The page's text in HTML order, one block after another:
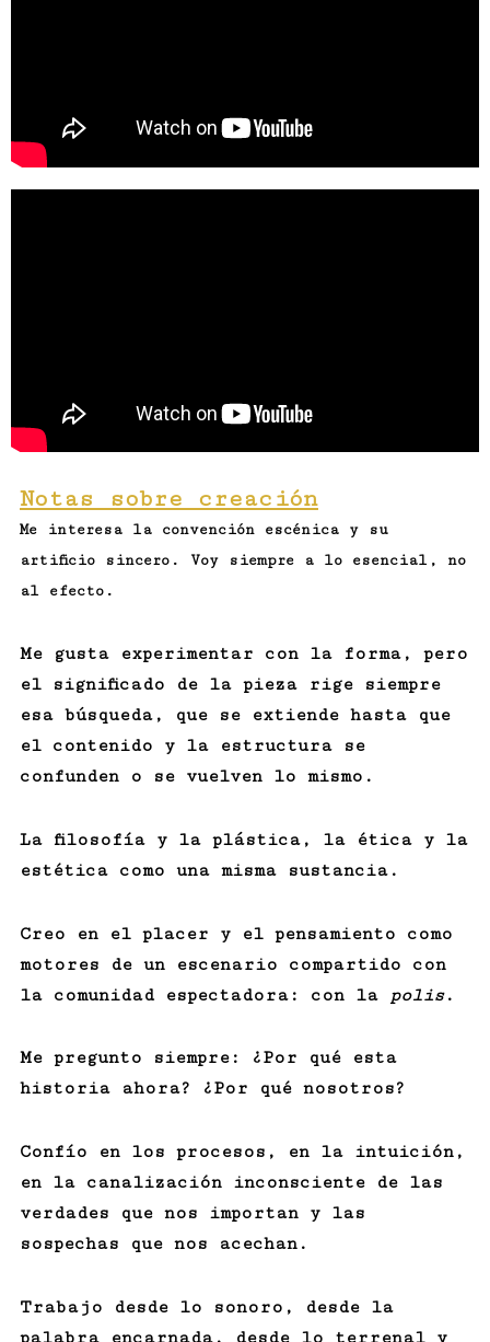
Notas sobre creación
Me interesa la convención escénica y su
artificio sincero. Voy siempre a lo esencial, no
al efecto.
Me gusta experimentar con la forma, pero
el significado de la pieza rige siempre
esa búsqueda, que se extiende hasta que
el contenido y la estructura se
confunden o se vuelven lo mismo.
La filosofía y la plástica, la ética y la
estética como una misma sustancia.
Creo en el placer y el pensamiento como
motores de un escenario compartido con
la comunidad espectadora: con la
polis.
Me pregunto siempre: ¿Por qué esta
historia ahora? ¿Por qué nosotros?
Confío en los procesos, en la intuición,
en la canalización inconsciente de las
verdades que nos importan y las
sospechas que nos acechan.
Trabajo desde lo sonoro, desde la